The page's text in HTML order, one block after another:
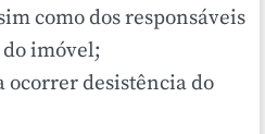
como dos responsáveis
imóvel;
ocorrer desistência do